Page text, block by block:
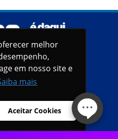
melhor
em nosso site e
mais
Aceitar Cookies